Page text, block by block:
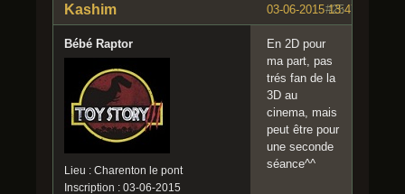
#25
03-06-2015 13:47:57
Kashim
Bébé Raptor
Lieu : Charenton le pont
Inscription : 03-06-2015
En 2D pour
ma part, pas
trés fan de la
3D au
cinema, mais
peut être pour
une seconde
séance^^